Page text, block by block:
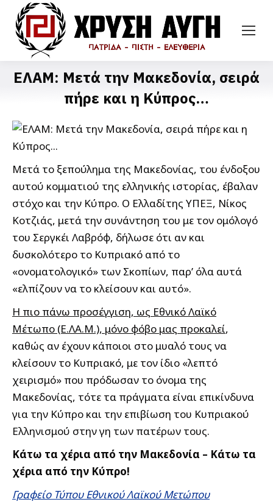
ΕΛΑΜ: Μετά την Μακεδονία, σειρά
πήρε και η Κύπρος…
Μετά το ξεπούλημα της Μακεδονίας, του ένδοξου
αυτού κομματιού της ελληνικής ιστορίας, έβαλαν
στόχο και την Κύπρο. Ο Ελλαδίτης ΥΠΕΞ, Νίκος
Κοτζιάς, μετά την συνάντηση του με τον ομόλογό
του Σεργκέι Λαβρόφ, δήλωσε ότι αν και
δυσκολότερο το Κυπριακό από το
«ονοματολογικό» των Σκοπίων, παρ’ όλα αυτά
«ελπίζουν να το κλείσουν και αυτό».
Η πιο πάνω προσέγγιση, ως Εθνικό Λαϊκό
Μέτωπο (Ε.ΛΑ.Μ.), μόνο φόβο μας προκαλεί,
καθώς αν έχουν κάποιοι στο μυαλό τους να
κλείσουν το Κυπριακό, με τον ίδιο «λεπτό
χειρισμό» που πρόδωσαν το όνομα της
Μακεδονίας, τότε τα πράγματα είναι επικίνδυνα
για την Κύπρο και την επιβίωση του Κυπριακού
Ελληνισμού στην γη των πατέρων τους.
Κάτω τα χέρια από την Μακεδονία – Κάτω τα
χέρια από την Κύπρο!
Γραφείο Τύπου Εθνικού Λαϊκού Μετώπου